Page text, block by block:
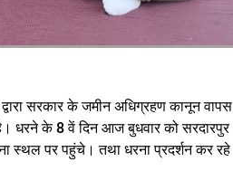
सरकार के जमीन अधिग्रहण कानून वापस
है। धरने के 8 वें दिन आज बुधवार को सरदारपुर
स्थल पर पहुंचे। तथा धरना प्रदर्शन कर रहे